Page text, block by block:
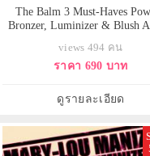
The Balm 3 Must-Haves
Bronzer, Luminizer & Blush
หน้า 3 สี Must-Haves Trio ที่
ผลิตภัณฑ์ความงามที่จำเป็นไว้
เซอร์/เฉดดิ้ง และบรัชที่สามา
เป็นสีอายเชโดได้ด้วย มาคร
views 494 คน
ราคา 690 บาท
ดูรายละเอียด